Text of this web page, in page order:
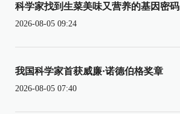
科学家找到生菜美味又营养的基因密码
2026-08-05 09:24
我国科学家首获威廉·诺德伯格奖章
2026-08-05 07:40